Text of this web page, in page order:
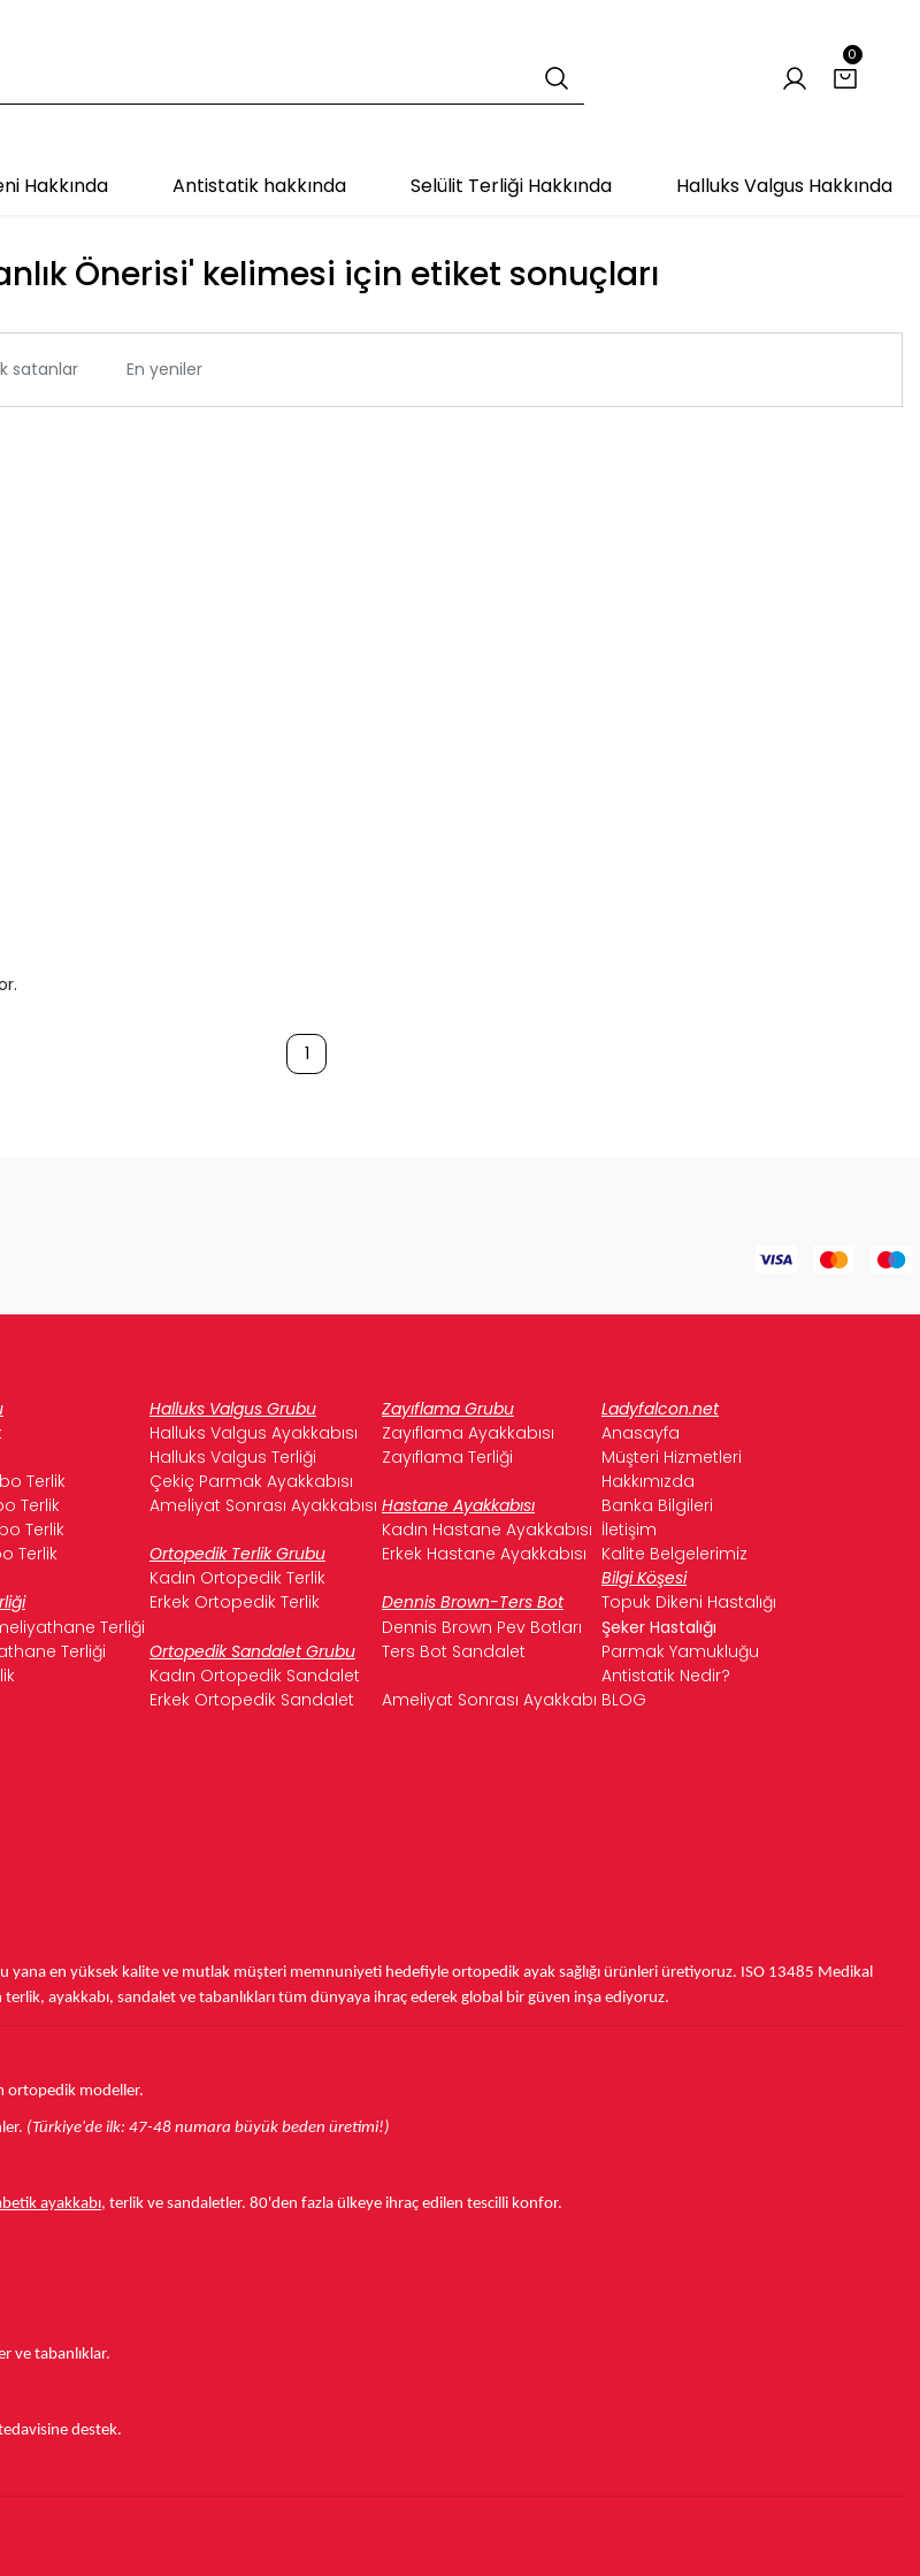
0
Hakkında Antistatik hakkında Selülit Terliği Hakkında Halluks Valgus Hakkında
Önerisi' kelimesi için etiket sonuçları
satanlar En yeniler
1
Halluks Valgus Grubu Zayıflama Grubu
Ladyfalcon.net
Halluks Valgus Ayakkabısı Zayıflama Ayakkabısı
Anasayfa
Halluks Valgus Terliği Zayıflama Terliği
Müşteri Hizmetleri
Terlik Çekiç Parmak Ayakkabısı
Hakkımızda
Terlik Ameliyat Sonrası Ayakkabısı Hastane Ayakkabısı
Banka Bilgileri
Terlik Kadın Hastane Ayakkabısı İletişim
Terlik
Ortopedik Terlik Grubu Erkek Hastane Ayakkabısı
Kalite Belgelerimiz
Kadın Ortopedik Terlik
Bilgi Köşesi
Erkek Ortopedik Terlik Dennis Brown-Ters Bot
Topuk Dikeni Hastalığı
Terliği Dennis Brown Pev Botları
Şeker Hastalığı
Terliği Ortopedik Sandalet Grubu Ters Bot Sandalet
Parmak Yamukluğu
Kadın Ortopedik Sandalet
Antistatik Nedir?
Erkek Ortopedik Sandalet Ameliyat Sonrası Ayakkabı BLOG
yanaen yüksek kalite ve mutlak müşteri memnuniyeti hedefiyle ortopedik ayak sağlığı ürünleri üretiyoruz. ISO 13485 Medikal
ayakkabı, sandalet ve tabanlıklarıtüm dünyaya ihraç ederek global bir güven inşa ediyoruz.
ortopedik modeller.
(Türkiye'de ilk: 47-48 numara büyük beden üretimi!)
ayakkabı, terlik ve sandaletler. 80'den fazla ülkeye ihraç edilen tescilli konfor.
ve tabanlıklar.
destek.